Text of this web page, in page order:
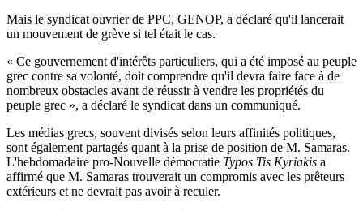
Mais le syndicat ouvrier de PPC, GENOP, a déclaré qu'il lancerait
un mouvement de grève si tel était le cas.
« Ce gouvernement d'intérêts particuliers, qui a été imposé au peuple
grec contre sa volonté, doit comprendre qu'il devra faire face à de
nombreux obstacles avant de réussir à vendre les propriétés du
peuple grec », a déclaré le syndicat dans un communiqué.
Les médias grecs, souvent divisés selon leurs affinités politiques,
sont également partagés quant à la prise de position de M. Samaras.
L'hebdomadaire pro-Nouvelle démocratie Typos Tis Kyriakis a
affirmé que M. Samaras trouverait un compromis avec les prêteurs
extérieurs et ne devrait pas avoir à reculer.